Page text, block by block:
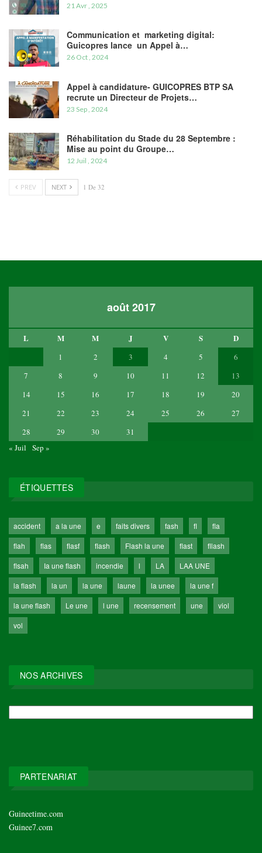
21 Avr , 2025
Communication et marketing digital:
Guicopres lance un Appel à…
26 Oct , 2024
Appel à candidature- GUICOPRES BTP SA
recrute un Directeur de Projets…
23 Sep , 2024
Réhabilitation du Stade du 28 Septembre :
Mise au point du Groupe…
12 Juil , 2024
PREV NEXT 1 De 32
août 2017
L M M J V S D
1 2 3 4 5
6
7
8 9 10 11 12
13
14
15 16 17 18 19
20
21
22 23 24 25 26
27
28
29 30
31
« Juil
Sep »
ÉTIQUETTES
accident a la une e faits divers fash fl
fla
flah
flas flasf flash Flash la une flast
fllash
flsah
Ia une flash incendie l LA
LAA UNE
la flash
la un la une laune la unee
la une f
la une flash
Le une l une recensement une
viol
vol
NOS ARCHIVES
PARTENARIAT
Guineetime.com
Guinee7.com